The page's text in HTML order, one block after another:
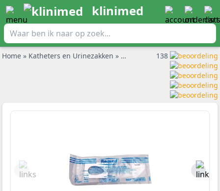
klinimed
Home » Katheters en Urinezakken » Urinezakken» Romed
138